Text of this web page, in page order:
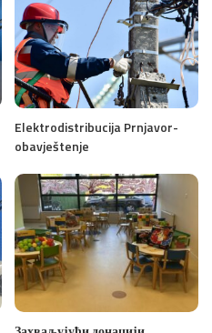
Elektrodistribucija Prnjavor-
obavještenje